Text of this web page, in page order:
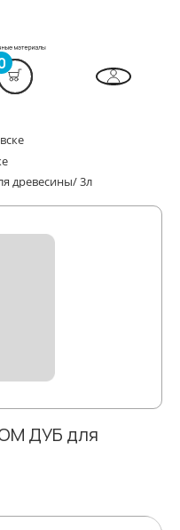
древесины/ 3л
ДУБ для